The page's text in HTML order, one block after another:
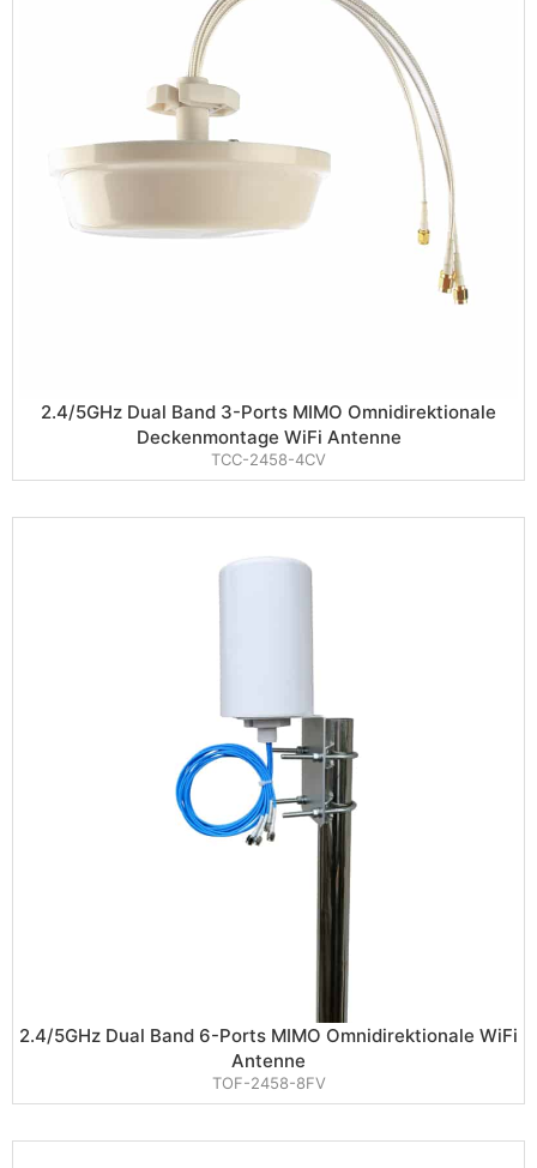
2.4/5GHz Dual Band 3-Ports MIMO Omnidirektionale
Deckenmontage WiFi Antenne
TCC-2458-4CV
2.4/5GHz Dual Band 6-Ports MIMO Omnidirektionale WiFi
Antenne
TOF-2458-8FV